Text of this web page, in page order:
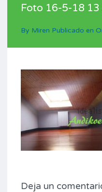
Foto 16-5-18 13
By Miren Publicado en
Deja un